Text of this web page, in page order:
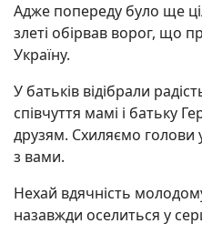
Адже попереду було ще
злеті обірвав ворог, що
Україну.
У батьків відібрали
співчуття мамі і батьку
друзям. Схиляємо голови
з вами.
Нехай вдячність
назавжди оселиться у